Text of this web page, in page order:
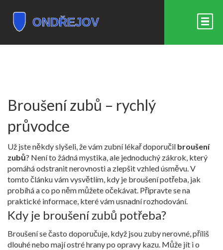
Broušení zubů – rychlý
průvodce
Už jste někdy slyšeli, že vám zubní lékař doporučil broušení
zubů? Není to žádná mystika, ale jednoduchý zákrok, který
pomáhá odstranit nerovnosti a zlepšit vzhled úsměvu. V
tomto článku vám vysvětlím, kdy je broušení potřeba, jak
probíhá a co po něm můžete očekávat. Připravte se na
praktické informace, které vám usnadní rozhodování.
Kdy je broušení zubů potřeba?
Broušení se často doporučuje, když jsou zuby nerovné, příliš
dlouhé nebo mají ostré hrany po opravy kazu. Může jít i o